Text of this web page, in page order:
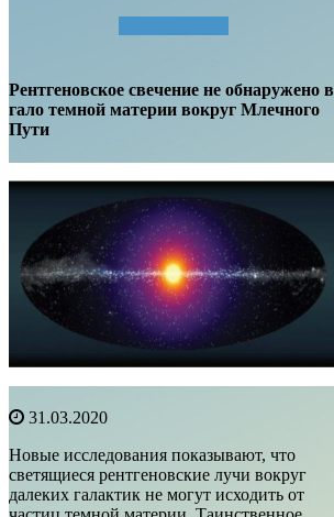
Рентгеновское свечение не обнаружено в
гало темной материи вокруг Млечного
Пути
31.03.2020
Новые исследования показывают, что
светящиеся рентгеновские лучи вокруг
далеких галактик не могут исходить от